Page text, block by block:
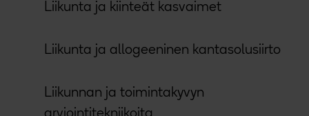
Liikunta ja kiinteät kasvaimet
Liikunta ja allogeeninen kantasolusiirto
Liikunnan ja toimintakyvyn